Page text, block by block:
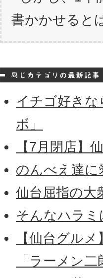
書かかせると
イチゴ好き
ボ」
【7月閉店】
のんべえ達に
仙台屈指の大
そんなハラ
【仙台グル
「ラーメン二